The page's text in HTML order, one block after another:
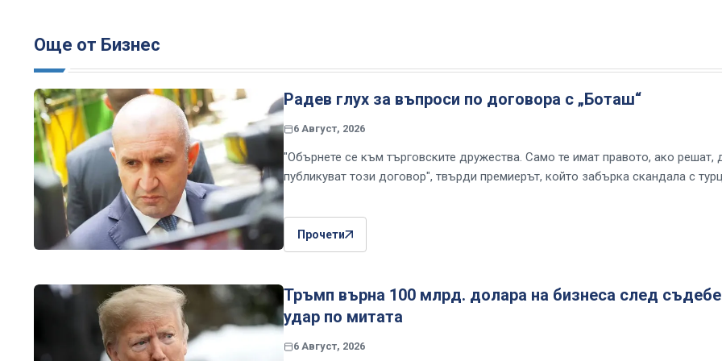
Още от Бизнес
Радев глух за въпроси по договора с „Боташ“
6 Август, 2026
"Обърнете се към търговските дружества. Само те имат правото, ако решат,
публикуват този договор", твърди премиерът, който забърка скандала с
Прочети
Тръмп върна 100 млрд. долара на бизнеса след
удар по митата
6 Август, 2026